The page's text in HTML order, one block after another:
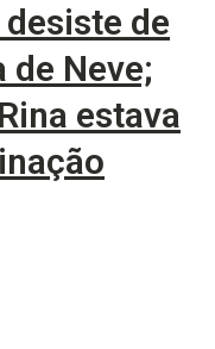
desiste de
de Neve;
estava